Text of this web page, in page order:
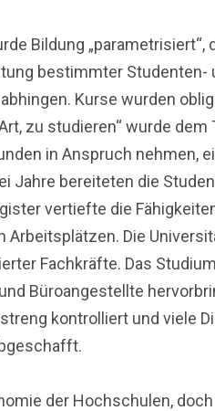
Bildung „parametrisiert“,
bestimmter
Kurse wurden
zu studieren“ wurde dem
in Anspruch nehmen,
Jahre bereiteten die
vertiefte die
Die
Fachkräfte. Das
Büroangestellte
kontrolliert und viele
der Hochschulen,